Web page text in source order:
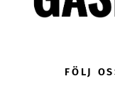
FÖLJ